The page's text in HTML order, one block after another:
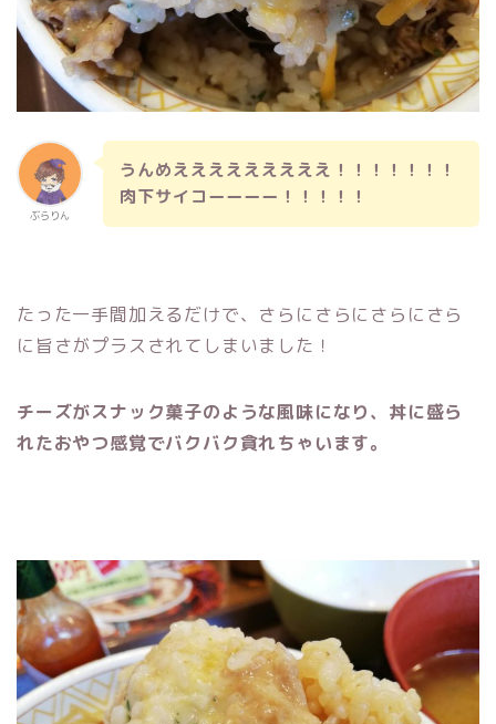
ぶらりん
うんめえええええええええ！！！！！！！
肉下サイコーーーー！！！！！
たった一手間加えるだけで、さらにさらにさらにさら
に旨さがプラスされてしまいました！
チーズがスナック菓子のような風味になり、丼に盛ら
れたおやつ感覚でバクバク貪れちゃいます。